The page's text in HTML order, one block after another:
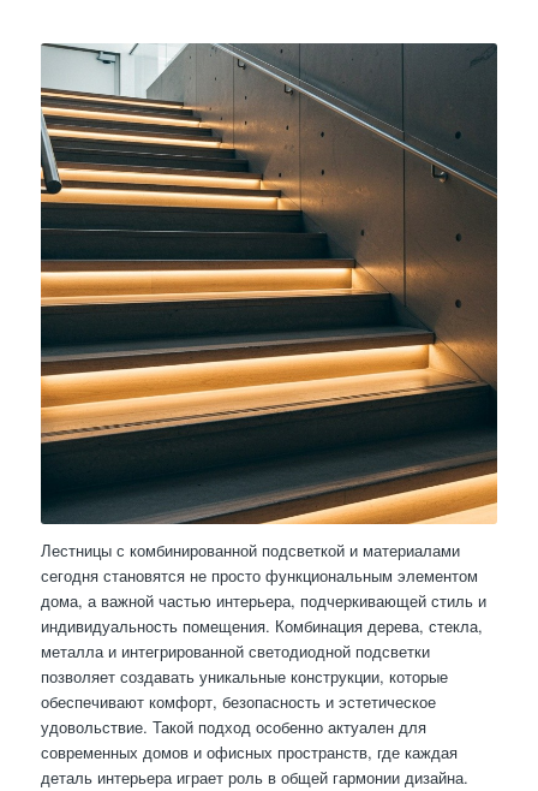
Лестницы с комбинированной подсветкой и материалами
сегодня становятся не просто функциональным элементом
дома, а важной частью интерьера, подчеркивающей стиль и
индивидуальность помещения. Комбинация дерева, стекла,
металла и интегрированной светодиодной подсветки
позволяет создавать уникальные конструкции, которые
обеспечивают комфорт, безопасность и эстетическое
удовольствие. Такой подход особенно актуален для
современных домов и офисных пространств, где каждая
деталь интерьера играет роль в общей гармонии дизайна.